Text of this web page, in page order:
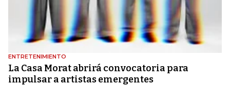
ENTRETENIMIENTO
La Casa Morat abrirá convocatoria para
impulsar a artistas emergentes